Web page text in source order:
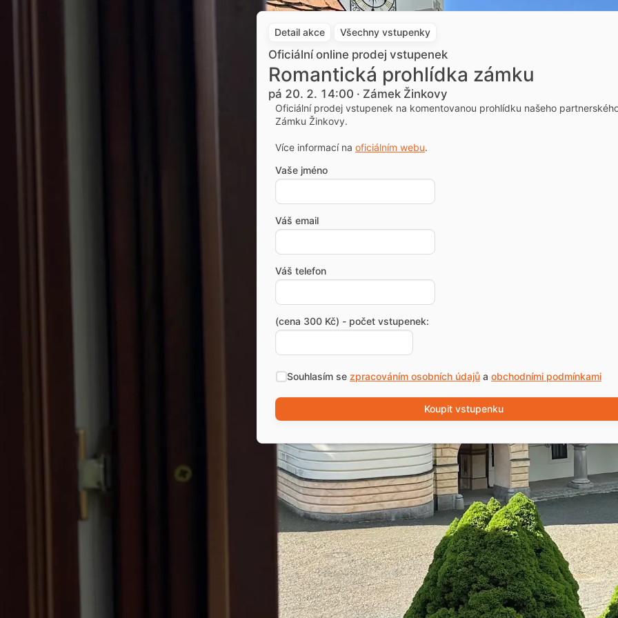
Detail akce Všechny vstupenky
Oficiální online prodej vstupenek
Romantická prohlídka zámku
pá 20. 2. 14:00 · Zámek Žinkovy
Oficiální prodej vstupenek na komentovanou prohlídku našeho
Zámku Žinkovy.
Více informací na oficiálním webu.
Vaše jméno
Váš email
Váš telefon
(cena 300 Kč) - počet vstupenek:
Souhlasím se zpracováním osobních údajů a obchodními podmínkami
Koupit vstupenku